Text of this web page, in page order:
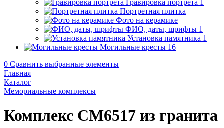
Гравировка портрета 1
Портретная плитка
Фото на керамике
ФИО, даты, шрифты 1
Установка памятника 1
Могильные кресты 16
0 Сравнить выбранные элементы
Главная
Каталог
Мемориальные комплексы
Комплекс CM6517 из гранита